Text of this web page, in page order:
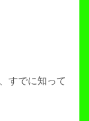
すでに知って